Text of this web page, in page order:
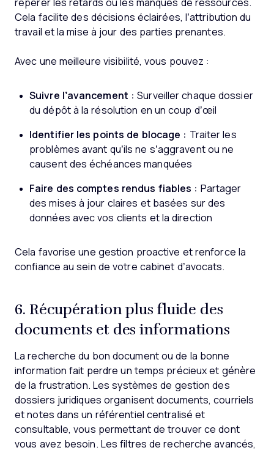
repérer les retards ou les manques de ressources.
Cela facilite des décisions éclairées, l’attribution du
travail et la mise à jour des parties prenantes.
Avec une meilleure visibilité, vous pouvez :
Suivre l’avancement : Surveiller chaque dossier
du dépôt à la résolution en un coup d’œil
Identifier les points de blocage : Traiter les
problèmes avant qu’ils ne s’aggravent ou ne
causent des échéances manquées
Faire des comptes rendus fiables : Partager
des mises à jour claires et basées sur des
données avec vos clients et la direction
Cela favorise une gestion proactive et renforce la
confiance au sein de votre cabinet d’avocats.
6. Récupération plus fluide des
documents et des informations
La recherche du bon document ou de la bonne
information fait perdre un temps précieux et génère
de la frustration. Les systèmes de gestion des
dossiers juridiques organisent documents, courriels
et notes dans un référentiel centralisé et
consultable, vous permettant de trouver ce dont
vous avez besoin. Les filtres de recherche avancés,